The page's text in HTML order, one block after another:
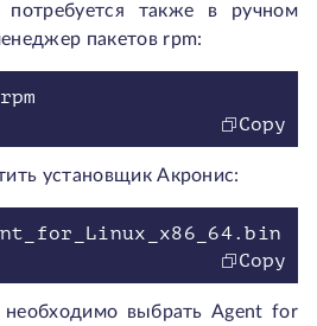
также в ручном
пакетов rpm:
Copy
установщик Акронис:
Copy
необходимо выбрать Agent for